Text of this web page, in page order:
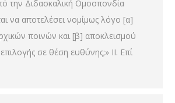
την Διδασκαλική Ομοσπονδία
να αποτελέσει νομίμως λόγο [α]
ποινών και [β] αποκλεισμού
σε θέση ευθύνης;» ΙΙ. Επί